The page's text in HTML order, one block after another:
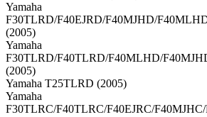
Yamaha
F30TLRD/F40EJRD/F40MJHD/
(2005)
Yamaha
F30TLRD/F40TLRD/F40MLHD/
(2005)
Yamaha T25TLRD (2005)
Yamaha
F30TLRC/F40TLRC/F40EJRC/